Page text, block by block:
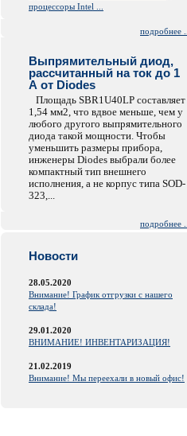
процессоры Intel ...
подробнее ...
Выпрямительный диод,
рассчитанный на ток до 1
А от Diodes
Площадь SBR1U40LP составляет
1,54 мм2, что вдвое меньше, чем у
любого другого выпрямительного
диода такой мощности. Чтобы
уменьшить размеры прибора,
инженеры Diodes выбрали более
компактный тип внешнего
исполнения, а не корпус типа SOD-
323,...
подробнее ...
Новости
28.05.2020
Внимание! График отгрузки с нашего
склада!
29.01.2020
ВНИМАНИЕ! ИНВЕНТАРИЗАЦИЯ!
21.02.2019
Внимание! Мы переехали в новый офис!